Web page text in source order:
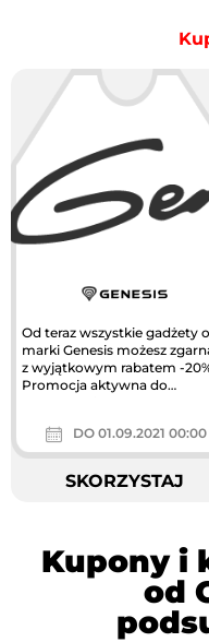
Od teraz wszystkie gadżety
marki Genesis możesz
z wyjątkowym rabatem -
Promocja aktywna do
DO 01.09.2021 00:00
SKORZYSTAJ
Kupony i
od